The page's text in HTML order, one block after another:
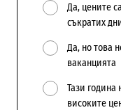
Да, цените
съкратих
Да, но това
ваканцията
Тази година
високите